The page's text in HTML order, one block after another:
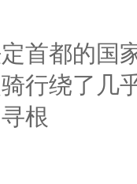
首都的国
行绕了几
根